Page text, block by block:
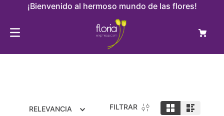
¡Bienvenido al hermoso mundo de las flores!
RELEVANCIA FILTRAR